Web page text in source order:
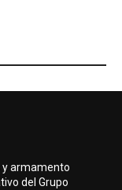
y armamento
del Grupo